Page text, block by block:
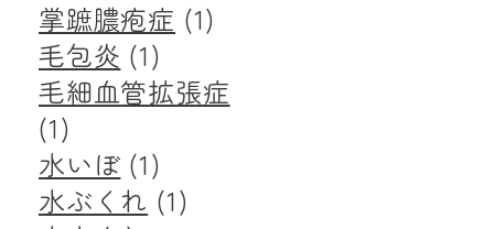
掌蹠膿疱症 (1)
毛包炎 (1)
毛細血管拡張症
(1)
水いぼ (1)
水ぶくれ (1)